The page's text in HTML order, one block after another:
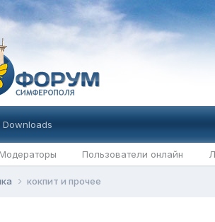
Модераторы Пользователи онлайн
Downloads
кокпит и прочее